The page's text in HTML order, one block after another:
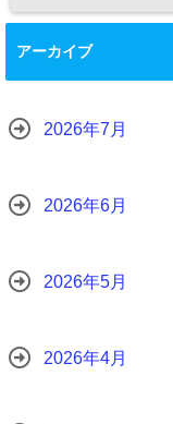
アーカイブ
2026年7月
2026年6月
2026年5月
2026年4月